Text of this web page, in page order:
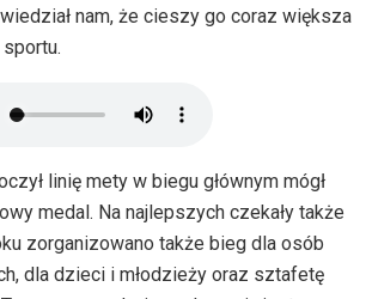
nam, że cieszy go coraz większa
linię mety w biegu głównym mógł
medal. Na najlepszych czekały także
zorganizowano także bieg dla osób
dla dzieci i młodzieży oraz sztafetę